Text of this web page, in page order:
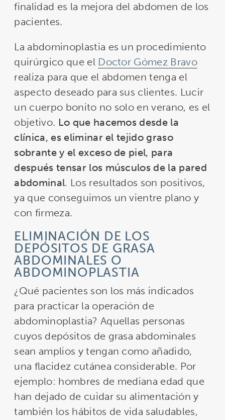
finalidad es la mejora del abdomen de los
pacientes.
La abdominoplastia es un procedimiento
quirúrgico que el Doctor Gómez Bravo
realiza para que el abdomen tenga el
aspecto deseado para sus clientes. Lucir
un cuerpo bonito no solo en verano, es el
objetivo. Lo que hacemos desde la
clínica, es eliminar el tejido graso
sobrante y el exceso de piel, para
después tensar los músculos de la pared
abdominal. Los resultados son positivos,
ya que conseguimos un vientre plano y
con firmeza.
ELIMINACIÓN DE LOS
DEPÓSITOS DE GRASA
ABDOMINALES O
ABDOMINOPLASTIA
¿Qué pacientes son los más indicados
para practicar la operación de
abdominoplastia? Aquellas personas
cuyos depósitos de grasa abdominales
sean amplios y tengan como añadido,
una flacidez cutánea considerable. Por
ejemplo: hombres de mediana edad que
han dejado de cuidar su alimentación y
también los hábitos de vida saludables,